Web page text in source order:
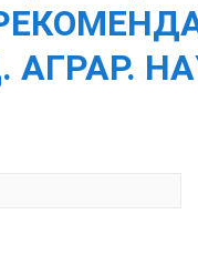
АГРАР.